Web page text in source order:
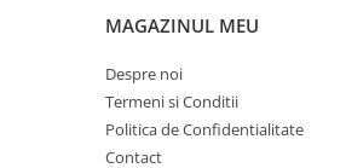
MAGAZINUL MEU
Despre noi
Termeni si Conditii
Politica de Confidentialitate
Contact